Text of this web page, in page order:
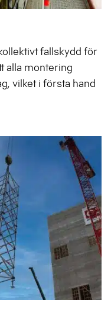
fallskydd för
alla montering
vilket i första hand